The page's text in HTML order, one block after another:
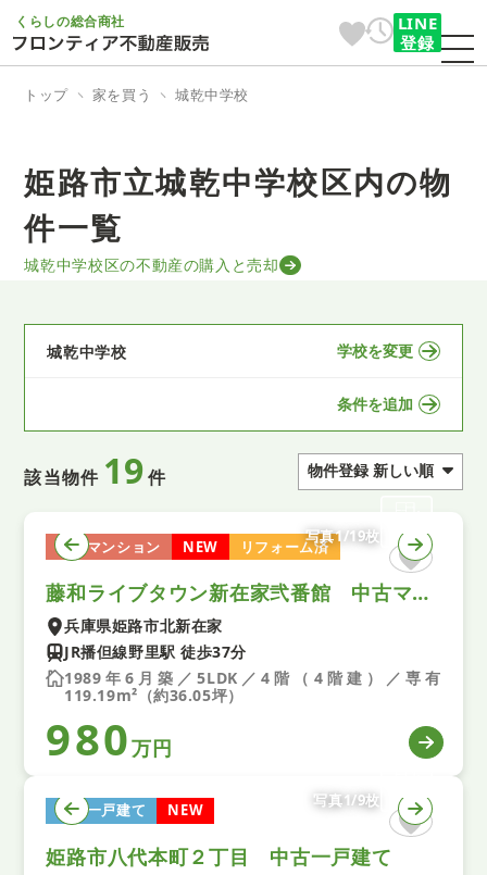
くらしの総合商社
LINE
登録
トップ 家を買う 城乾中学校
姫路市立城乾中学校区内の物
件一覧
城乾中学校区の不動産の購入と売却
城乾中学校 学校を変更
条件を追加
該当物件 19 件
中古マンション NEW リフォーム済
写真1/19枚
藤和ライブタウン新在家弐番館 中古マンション
兵庫県姫路市北新在家
JR播但線野里駅 徒歩37分
1989年6月築／5LDK／4階（4階建）／専有
119.19m²（約36.05坪）
980万円
中古一戸建て NEW
写真1/9枚
姫路市八代本町２丁目 中古一戸建て